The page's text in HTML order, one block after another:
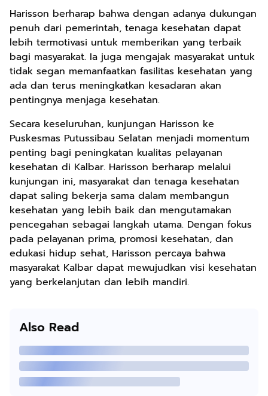
Harisson berharap bahwa dengan adanya dukungan
penuh dari pemerintah, tenaga kesehatan dapat
lebih termotivasi untuk memberikan yang terbaik
bagi masyarakat. Ia juga mengajak masyarakat untuk
tidak segan memanfaatkan fasilitas kesehatan yang
ada dan terus meningkatkan kesadaran akan
pentingnya menjaga kesehatan.
Secara keseluruhan, kunjungan Harisson ke
Puskesmas Putussibau Selatan menjadi momentum
penting bagi peningkatan kualitas pelayanan
kesehatan di Kalbar. Harisson berharap melalui
kunjungan ini, masyarakat dan tenaga kesehatan
dapat saling bekerja sama dalam membangun
kesehatan yang lebih baik dan mengutamakan
pencegahan sebagai langkah utama. Dengan fokus
pada pelayanan prima, promosi kesehatan, dan
edukasi hidup sehat, Harisson percaya bahwa
masyarakat Kalbar dapat mewujudkan visi kesehatan
yang berkelanjutan dan lebih mandiri.
Also Read